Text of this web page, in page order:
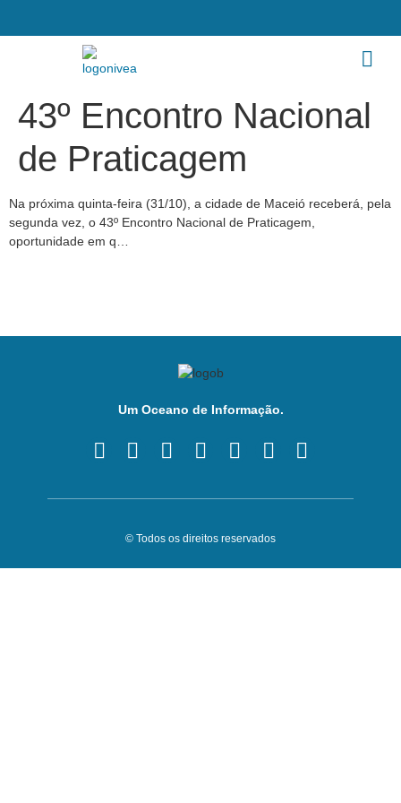
43º Encontro Nacional
de Praticagem
Na próxima quinta-feira (31/10), a cidade de Maceió receberá, pela
segunda vez, o 43º Encontro Nacional de Praticagem,
oportunidade em q…
Um Oceano de Informação.
© Todos os direitos reservados